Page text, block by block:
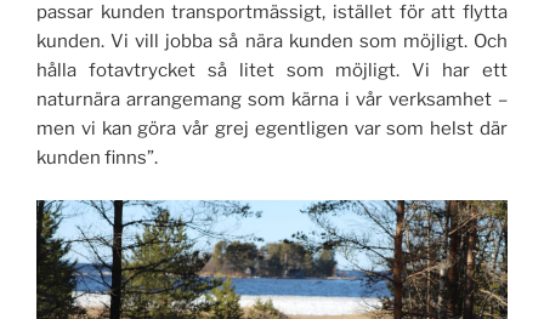
passar kunden transportmässigt, istället för att flytta
kunden. Vi vill jobba så nära kunden som möjligt. Och
hålla fotavtrycket så litet som möjligt. Vi har ett
naturnära arrangemang som kärna i vår verksamhet –
men vi kan göra vår grej egentligen var som helst där
kunden finns”.